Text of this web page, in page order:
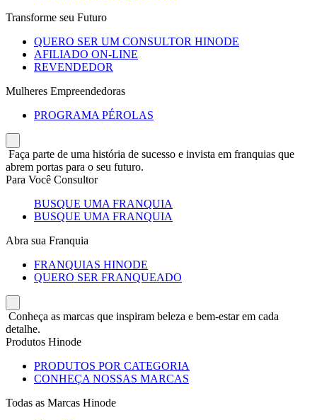
Transforme seu Futuro
QUERO SER UM CONSULTOR HINODE
AFILIADO ON-LINE
REVENDEDOR
Mulheres Empreendedoras
PROGRAMA PÉROLAS
Faça parte de uma história de sucesso e invista em franquias que
abrem portas para o seu futuro.
Para Você Consultor
BUSQUE UMA FRANQUIA
BUSQUE UMA FRANQUIA
Abra sua Franquia
FRANQUIAS HINODE
QUERO SER FRANQUEADO
Conheça as marcas que inspiram beleza e bem-estar em cada
detalhe.
Produtos Hinode
PRODUTOS POR CATEGORIA
CONHEÇA NOSSAS MARCAS
Todas as Marcas Hinode